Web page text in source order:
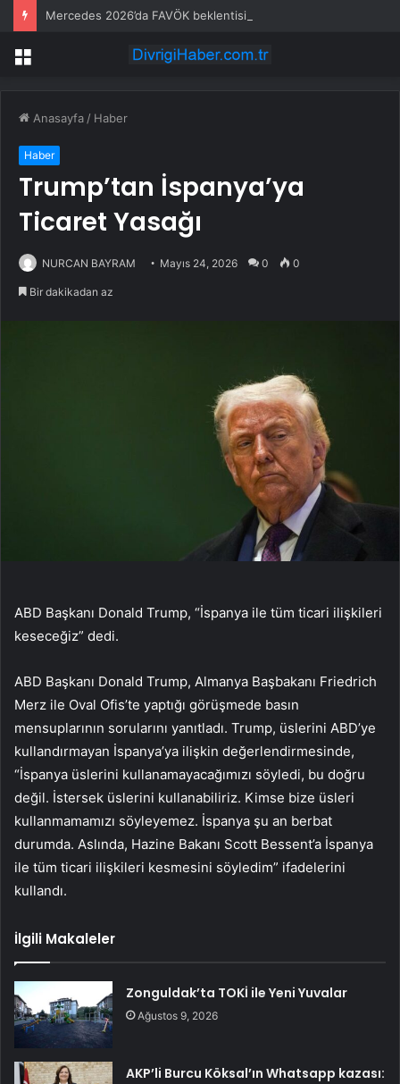
Mercedes 2026’da FAVÖK beklentisini aştı
Menü
Anasayfa / Haber
Haber
Trump’tan İspanya’ya
Ticaret Yasağı
NURCAN BAYRAM Mayıs 24, 2026 0 0
Bir dakikadan az
ABD Başkanı Donald Trump, “İspanya ile tüm ticari ilişkileri
keseceğiz” dedi.
ABD Başkanı Donald Trump, Almanya Başbakanı Friedrich
Merz ile Oval Ofis’te yaptığı görüşmede basın
mensuplarının sorularını yanıtladı. Trump, üslerini ABD’ye
kullandırmayan İspanya’ya ilişkin değerlendirmesinde,
“İspanya üslerini kullanamayacağımızı söyledi, bu doğru
değil. İstersek üslerini kullanabiliriz. Kimse bize üsleri
kullanmamamızı söyleyemez. İspanya şu an berbat
durumda. Aslında, Hazine Bakanı Scott Bessent’a İspanya
ile tüm ticari ilişkileri kesmesini söyledim” ifadelerini
kullandı.
İlgili Makaleler
Zonguldak’ta TOKİ ile Yeni Yuvalar
Ağustos 9, 2026
AKP’li Burcu Köksal’ın Whatsapp kazası: